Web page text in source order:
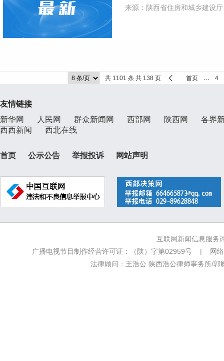
来源：陕西省住房和城乡建设厅
共 1101 条 共 138 页 首页 … 4
友情链接
新华网
人民网 群众新闻网 西部网 陕西网
各界
西西新闻
西北在线
首页 公示公告 举报投诉 网站声明
互联网新闻信息服
广播电视节目制作经营许可证：（陕）字第02959号 |
法律顾问：王浩公 陕西浩公律师事务